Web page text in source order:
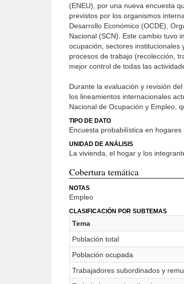
(ENEU), por una nueva encuesta
previstos por los organismos
Desarrollo Económico (OCDE),
Nacional (SCN). Este cambio tuvo
ocupación, sectores institucionales
procesos de trabajo (recolección,
mejor control de todas las
Durante la evaluación y revisión
los lineamientos internacionales
Nacional de Ocupación y Empleo,
TIPO DE DATO
Encuesta probabilística en hogares
UNIDAD DE ANÁLISIS
La vivienda, el hogar y los
Cobertura temática
NOTAS
Empleo
CLASIFICACIÓN POR SUBTEMAS
Tema
Población total
Población ocupada
Trabajadores subordinados y